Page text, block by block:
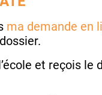
ma demande en
et reçois le